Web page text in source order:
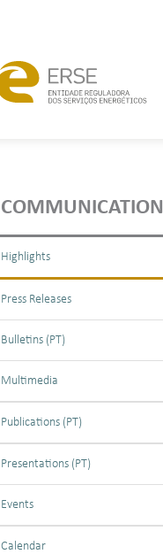
COMMUNICATION
Highlights
Press Releases
Bulletins (PT)
Multimedia
Publications (PT)
Presentations (PT)
Events
Calendar